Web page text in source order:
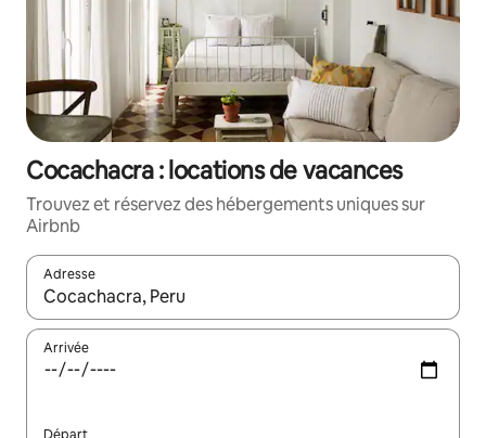
Cocachacra : locations de vacances
Trouvez et réservez des hébergements uniques sur
Airbnb
Adresse
Lorsque les résultats s'affichent, utilisez les flèches vers le
Arrivée